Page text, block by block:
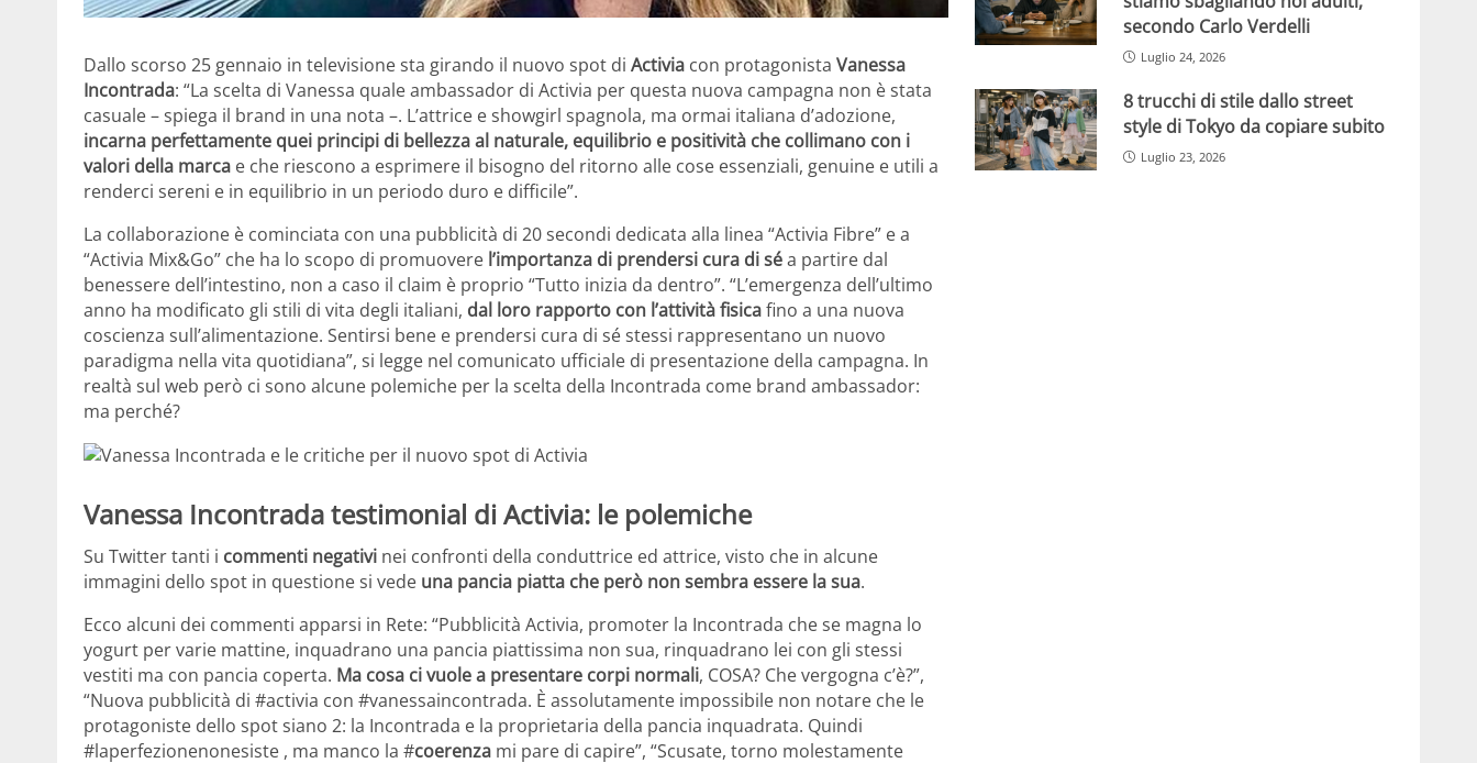
Dallo scorso 25 gennaio in televisione sta girando il nuovo spot di Activia con protagonista Vanessa
Incontrada: “La scelta di Vanessa quale ambassador di Activia per questa nuova campagna non è stata
casuale – spiega il brand in una nota –. L’attrice e showgirl spagnola, ma ormai italiana d’adozione,
incarna perfettamente quei principi di bellezza al naturale, equilibrio e positività che collimano con i
valori della marca e che riescono a esprimere il bisogno del ritorno alle cose essenziali, genuine e utili a
renderci sereni e in equilibrio in un periodo duro e difficile”.
La collaborazione è cominciata con una pubblicità di 20 secondi dedicata alla linea “Activia Fibre” e a
“Activia Mix&Go” che ha lo scopo di promuovere l’importanza di prendersi cura di séa partire dal
benessere dell’intestino, non a caso il claim è proprio “Tutto inizia da dentro”. “L’emergenza dell’ultimo
anno ha modificato gli stili di vita degli italiani, dal loro rapporto con l’attività fisicafino a una nuova
coscienza sull’alimentazione. Sentirsi bene e prendersi cura di sé stessi rappresentano un nuovo
paradigma nella vita quotidiana”, si legge nel comunicato ufficiale di presentazione della campagna. In
realtà sul web però ci sono alcune polemiche per la scelta della Incontrada come brand ambassador:
ma perché?
Vanessa Incontrada testimonial di Activia: le polemiche
Su Twitter tanti i commenti negativi nei confronti della conduttrice ed attrice, visto che in alcune
immagini dello spot in questione si vede una pancia piatta che però non sembra essere la sua.
Ecco alcuni dei commenti apparsi in Rete: “Pubblicità Activia, promoter la Incontrada che se magna lo
yogurt per varie mattine, inquadrano una pancia piattissima non sua, rinquadrano lei con gli stessi
vestiti ma con pancia coperta. Ma cosa ci vuole a presentare corpi normali, COSA? Che vergogna c’è?”,
“Nuova pubblicità di #activia con #vanessaincontrada. È assolutamente impossibile non notare che le
protagoniste dello spot siano 2: la Incontrada e la proprietaria della pancia inquadrata. Quindi
#laperfezionenonesiste , ma manco la #coerenza mi pare di capire”, “Scusate, torno molestamente
secondo Carlo Verdelli
Luglio 24, 2026
8 trucchi di stile dallo street
style di Tokyo da copiare subito
Luglio 23, 2026